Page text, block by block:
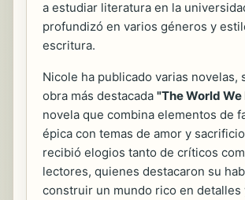
a estudiar literatura en la
profundizó en varios géneros y
escritura.
Nicole ha publicado varias novelas,
obra más destacada "The World We
novela que combina elementos de
épica con temas de amor y
recibió elogios tanto de críticos
lectores, quienes destacaron su
construir un mundo rico en detalles